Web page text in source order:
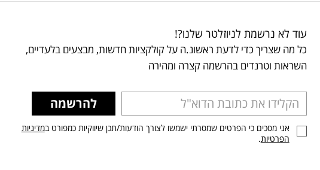
עוד לא נרשמת לניוזלטר שלנו?!
כל מה שצריך כדי לדעת ראשונ.ה על קולקציות חדשות, מבצעים בלעדיים,
השראות וטרנדים בהרשמה קצרה ומהירה
להרשמה
אני מסכים כי הפרטים שמסרתי ישמשו לצורך הודעות/תכן שיווקיות כמפורט במדיניות
הפרטיות.